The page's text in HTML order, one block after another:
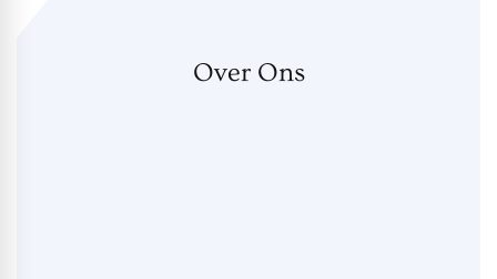
Over Ons